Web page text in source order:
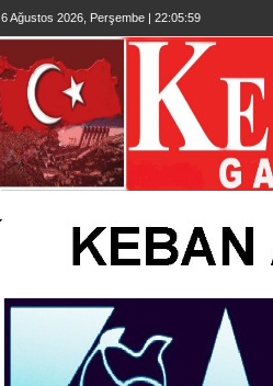
6 Ağustos 2026, Perşembe | 22:06:01